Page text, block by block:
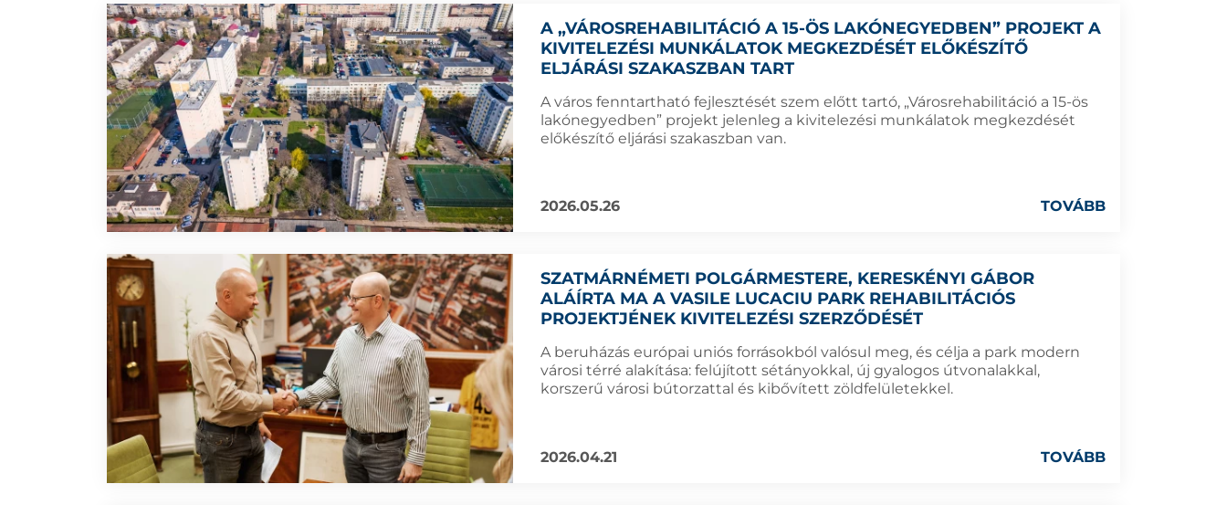
A „VÁROSREHABILITÁCIÓ A 15-ÖS LAKÓNEGYEDBEN” PROJEKT A
KIVITELEZÉSI MUNKÁLATOK MEGKEZDÉSÉT ELŐKÉSZÍTŐ
ELJÁRÁSI SZAKASZBAN TART
A város fenntartható fejlesztését szem előtt tartó, „Városrehabilitáció a 15-ös
lakónegyedben” projekt jelenleg a kivitelezési munkálatok megkezdését
előkészítő eljárási szakaszban van.
2026.05.26 TOVÁBB
SZATMÁRNÉMETI POLGÁRMESTERE, KERESKÉNYI GÁBOR
ALÁÍRTA MA A VASILE LUCACIU PARK REHABILITÁCIÓS
PROJEKTJÉNEK KIVITELEZÉSI SZERZŐDÉSÉT
A beruházás európai uniós forrásokból valósul meg, és célja a park modern
városi térré alakítása: felújított sétányokkal, új gyalogos útvonalakkal,
korszerű városi bútorzattal és kibővített zöldfelületekkel.
2026.04.21 TOVÁBB